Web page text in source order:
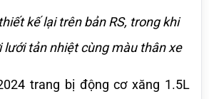
kế lại trên bản RS, trong khi
lưới tản nhiệt cùng màu thân xe
trang bị động cơ xăng 1.5L